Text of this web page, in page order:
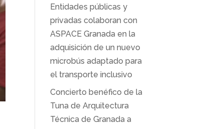
Entidades públicas y
privadas colaboran con
ASPACE Granada en la
adquisición de un nuevo
microbús adaptado para
el transporte inclusivo
Concierto benéfico de la
Tuna de Arquitectura
Técnica de Granada a